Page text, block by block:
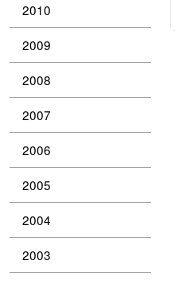
2010
2009
2008
2007
2006
2005
2004
2003